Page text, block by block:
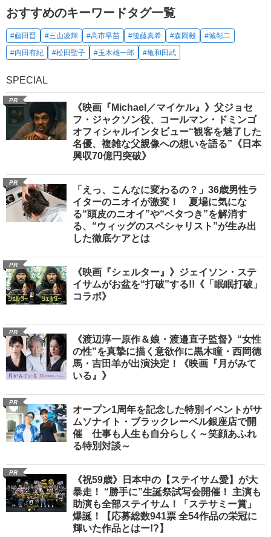
おすすめのキーワードタグ一覧
#藤田晋 #三山凌輝 #高市早苗 #後藤真希 #森岡毅
#城彰二
#内田有紀
#松田聖子 #玉木雄一郎 #亀和田武
SPECIAL
PR
《映画『Michael／マイケル』》父ジョセ
フ・ジャクソン役、コールマン・ドミンゴ
オフィシャルインタビュー“観客を魅了した
名優、複雑な父親像への想いを語る”《日本
興収70億円突破》
PR
「えっ、こんなに変わるの？」36歳男性ラ
イターのニオイが激変！ 夏場に気にな
る“頭皮のニオイ”や“ベタつき”を解消す
る、“ウィッグのスペシャリスト”が生み出
した徹底ケアとは
PR
《映画『シェルター』》ジェイソン・ステ
イサムがお盆を“打破”する!!《「眠眠打破」
コラボ》
PR
《渡辺淳一原作＆娘・渡邉直子監督》“女性
の性”を真摯に描く意欲作に黒木瞳・西岡德
馬・吉田羊が出演決定！《映画『月がみて
いる』》
PR
オープン1周年を記念した特別イベントがサ
ムソナイト・ブラックレーベル銀座店で開
催 仕事も人生も自分らしく～笑顔あふれ
る特別対談～
PR
《祝59歳》日本中の【ステイサム愛】が大
暴走！ “勝手に”生誕祭試写会開催！ 主演も
助演も全部ステイサム！「ステサミー賞」
爆誕！【応募総数941票 全54作品の栄冠に
輝いた作品とはー!?】